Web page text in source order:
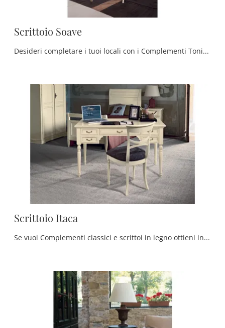
Scrittoio Soave
Desideri completare i tuoi locali con i Complementi Tonin Casa? Eccoti molteplici modelli di scrittoi in legno come Scrittoio Soave.
Scrittoio Itaca
Se vuoi Complementi classici e scrittoi in legno ottieni informazioni sul modello Scrittoio Itaca della firma Tonin Casa.